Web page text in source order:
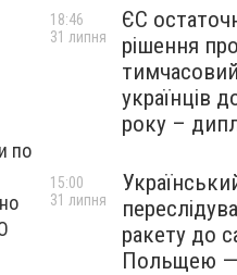
по
ЄС
рішення
українців
року –
18:46
31 липня
ракету до
Польщею —
15:00
31 липня